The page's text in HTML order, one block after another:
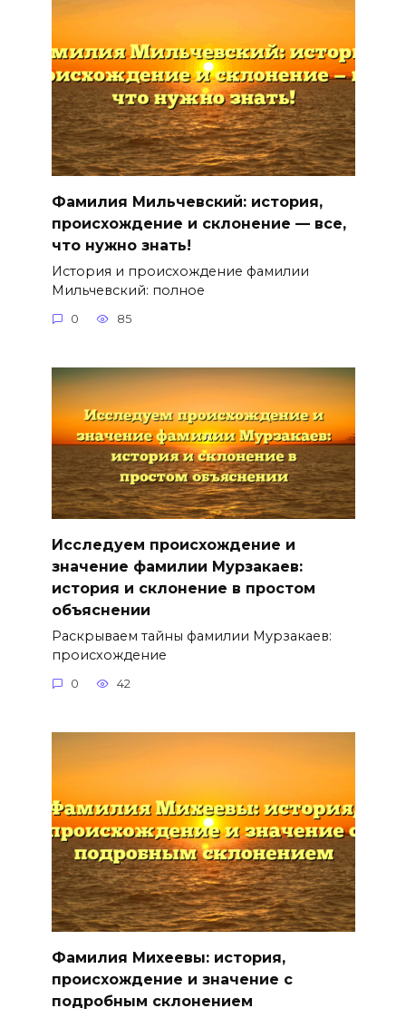
Фамилия Мильчевский: история,
происхождение и склонение — все,
что нужно знать!
История и происхождение фамилии
Мильчевский: полное
0 85
Исследуем происхождение и
значение фамилии Мурзакаев:
история и склонение в простом
объяснении
Раскрываем тайны фамилии Мурзакаев:
происхождение
0 42
Фамилия Михеевы: история,
происхождение и значение с
подробным склонением